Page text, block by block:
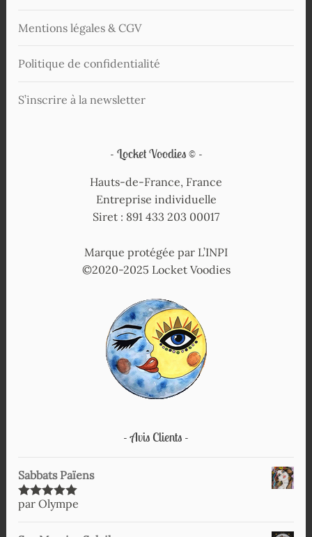
Mentions légales & CGV
Politique de confidentialité
S’inscrire à la newsletter
Locket Voodies ©
Hauts-de-France, France
Entreprise individuelle
Siret : 891 433 203 00017
Marque protégée par L’INPI
©2020-2025 Locket Voodies
Avis Clients
Sabbats Païens
Note5sur
par Olympe